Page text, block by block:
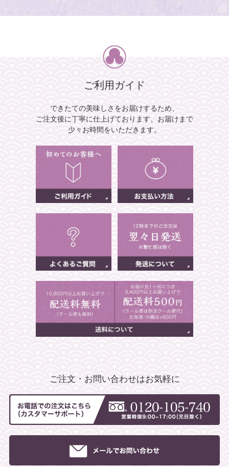
ご利用ガイド
できたての美味しさをお届けするため、
ご注文後に丁寧に仕上げております。 お届けまで
少々お時間をいただきます。
ご注文・お問い合わせはお気軽に